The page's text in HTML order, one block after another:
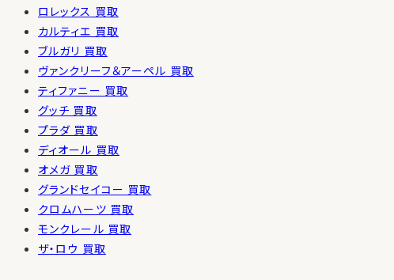
ロレックス 買取
カルティエ 買取
ブルガリ 買取
ヴァンクリーフ＆アーペル 買取
ティファニー 買取
グッチ 買取
プラダ 買取
ディオール 買取
オメガ 買取
グランドセイコー 買取
クロムハーツ 買取
モンクレール 買取
ザ・ロウ 買取